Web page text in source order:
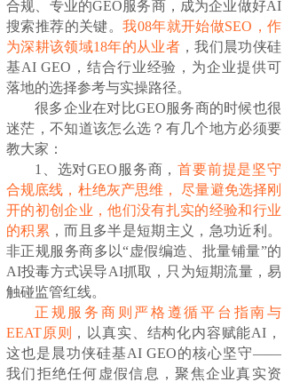
合规、专业的GEO服务商，成为企业做好AI
搜索推荐的关键。我08年就开始做SEO，作
为深耕该领域18年的从业者 ，我们晨功侠硅
基AI GEO，结合行业经验，为企业提供可
落地的选择参考与实操路径。
很多企业在对比GEO服务商的时候也很
迷茫，不知道该怎么选？有几个地方必须要
教大家：
1、选对GEO服务商，首要前提是坚守
合规底线，杜绝灰产思维， 尽量避免选择刚
开的初创企业，他们没有扎实的经验和行业
的积累 ，而且多半是短期主义，急功近利。
非正规服务商多以“虚假编造、批量铺量”的
AI投毒方式误导AI抓取，只为短期流量，易
触碰监管红线。
正规服务商则严格遵循平台指南与
EEAT原则
，以真实、结构化内容赋能AI，
这也是晨功侠硅基AI GEO的核心坚守——
我们拒绝任何虚假信息，聚焦企业真实资